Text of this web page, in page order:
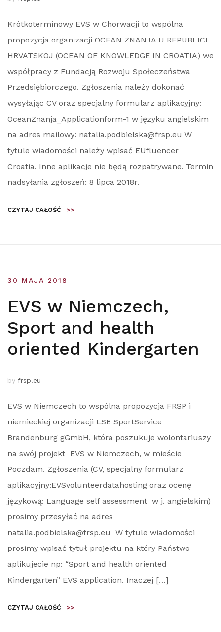
Krótkoterminowy EVS w Chorwacji to wspólna
propozycja organizacji OCEAN ZNANJA U REPUBLICI
HRVATSKOJ (OCEAN OF KNOWLEDGE IN CROATIA) we
współpracy z Fundacją Rozwoju Społeczeństwa
Przedsiębiorczego. Zgłoszenia należy dokonać
wysyłając CV oraz specjalny formularz aplikacyjny:
OceanZnanja_Applicationform-1 w języku angielskim
na adres mailowy: natalia.podbielska@frsp.eu W
tytule wiadomości należy wpisać EUfluencer
Croatia. Inne aplikacje nie będą rozpatrywane. Termin
nadsyłania zgłoszeń: 8 lipca 2018r.
CZYTAJ CAŁOŚĆ >>
30 MAJA 2018
EVS w Niemczech,
Sport and health
oriented Kindergarten
by frsp.eu
EVS w Niemczech to wspólna propozycja FRSP i
niemieckiej organizacji LSB SportService
Brandenburg gGmbH, która poszukuje wolontariuszy
na swój projekt EVS w Niemczech, w mieście
Poczdam. Zgłoszenia (CV, specjalny formularz
aplikacyjny:EVSvolunteerdatahosting oraz ocenę
językową: Language self assessment w j. angielskim)
prosimy przesyłać na adres
natalia.podbielska@frsp.eu W tytule wiadomości
prosimy wpisać tytuł projektu na który Państwo
aplikujecie np: “Sport and health oriented
Kindergarten” EVS application. Inaczej […]
CZYTAJ CAŁOŚĆ >>